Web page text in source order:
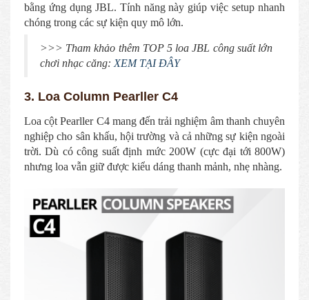
bằng ứng dụng JBL. Tính năng này giúp việc setup nhanh
chóng trong các sự kiện quy mô lớn.
>>> Tham khảo thêm TOP 5 loa JBL công suất lớn
chơi nhạc căng: XEM TẠI ĐÂY
3. Loa Column Pearller C4
Loa cột Pearller C4 mang đến trải nghiệm âm thanh chuyên
nghiệp cho sân khấu, hội trường và cả những sự kiện ngoài
trời. Dù có công suất định mức 200W (cực đại tới 800W)
nhưng loa vẫn giữ được kiểu dáng thanh mảnh, nhẹ nhàng.